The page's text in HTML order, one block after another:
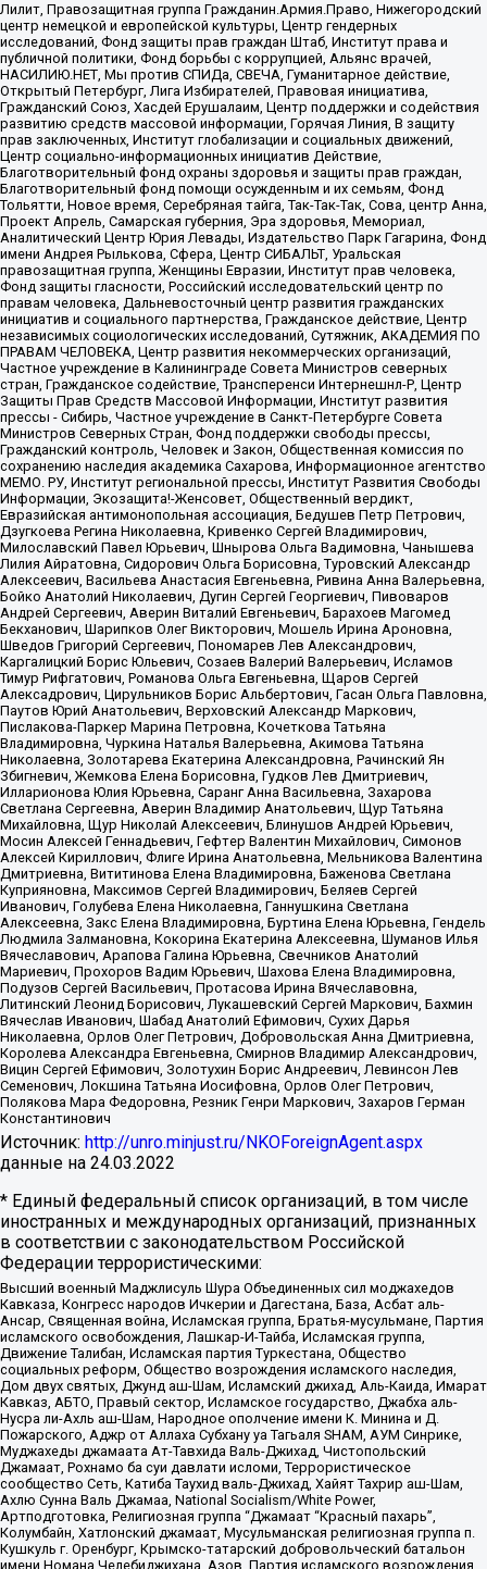
Лилит, Правозащитная группа Гражданин.Армия.Право, Нижегородский
центр немецкой и европейской культуры, Центр гендерных
исследований, Фонд защиты прав граждан Штаб, Институт права и
публичной политики, Фонд борьбы с коррупцией, Альянс врачей,
НАСИЛИЮ.НЕТ, Мы против СПИДа, СВЕЧА, Гуманитарное действие,
Открытый Петербург, Лига Избирателей, Правовая инициатива,
Гражданский Союз, Хасдей Ерушалаим, Центр поддержки и содействия
развитию средств массовой информации, Горячая Линия, В защиту
прав заключенных, Институт глобализации и социальных движений,
Центр социально-информационных инициатив Действие,
Благотворительный фонд охраны здоровья и защиты прав граждан,
Благотворительный фонд помощи осужденным и их семьям, Фонд
Тольятти, Новое время, Серебряная тайга, Так-Так-Так, Сова, центр Анна,
Проект Апрель, Самарская губерния, Эра здоровья, Мемориал,
Аналитический Центр Юрия Левады, Издательство Парк Гагарина, Фонд
имени Андрея Рылькова, Сфера, Центр СИБАЛЬТ, Уральская
правозащитная группа, Женщины Евразии, Институт прав человека,
Фонд защиты гласности, Российский исследовательский центр по
правам человека, Дальневосточный центр развития гражданских
инициатив и социального партнерства, Гражданское действие, Центр
независимых социологических исследований, Сутяжник, АКАДЕМИЯ ПО
ПРАВАМ ЧЕЛОВЕКА, Центр развития некоммерческих организаций,
Частное учреждение в Калининграде Совета Министров северных
стран, Гражданское содействие, Трансперенси Интернешнл-Р, Центр
Защиты Прав Средств Массовой Информации, Институт развития
прессы - Сибирь, Частное учреждение в Санкт-Петербурге Совета
Министров Северных Стран, Фонд поддержки свободы прессы,
Гражданский контроль, Человек и Закон, Общественная комиссия по
сохранению наследия академика Сахарова, Информационное агентство
МЕМО. РУ, Институт региональной прессы, Институт Развития Свободы
Информации, Экозащита!-Женсовет, Общественный вердикт,
Евразийская антимонопольная ассоциация, Бедушев Петр Петрович,
Дзугкоева Регина Николаевна, Кривенко Сергей Владимирович,
Милославский Павел Юрьевич, Шнырова Ольга Вадимовна, Чанышева
Лилия Айратовна, Сидорович Ольга Борисовна, Туровский Александр
Алексеевич, Васильева Анастасия Евгеньевна, Ривина Анна Валерьевна,
Бойко Анатолий Николаевич, Дугин Сергей Георгиевич, Пивоваров
Андрей Сергеевич, Аверин Виталий Евгеньевич, Барахоев Магомед
Бекханович, Шарипков Олег Викторович, Мошель Ирина Ароновна,
Шведов Григорий Сергеевич, Пономарев Лев Александрович,
Каргалицкий Борис Юльевич, Созаев Валерий Валерьевич, Исламов
Тимур Рифгатович, Романова Ольга Евгеньевна, Щаров Сергей
Алексадрович, Цирульников Борис Альбертович, Гасан Ольга Павловна,
Паутов Юрий Анатольевич, Верховский Александр Маркович,
Пислакова-Паркер Марина Петровна, Кочеткова Татьяна
Владимировна, Чуркина Наталья Валерьевна, Акимова Татьяна
Николаевна, Золотарева Екатерина Александровна, Рачинский Ян
Збигневич, Жемкова Елена Борисовна, Гудков Лев Дмитриевич,
Илларионова Юлия Юрьевна, Саранг Анна Васильевна, Захарова
Светлана Сергеевна, Аверин Владимир Анатольевич, Щур Татьяна
Михайловна, Щур Николай Алексеевич, Блинушов Андрей Юрьевич,
Мосин Алексей Геннадьевич, Гефтер Валентин Михайлович, Симонов
Алексей Кириллович, Флиге Ирина Анатольевна, Мельникова Валентина
Дмитриевна, Вититинова Елена Владимировна, Баженова Светлана
Куприяновна, Максимов Сергей Владимирович, Беляев Сергей
Иванович, Голубева Елена Николаевна, Ганнушкина Светлана
Алексеевна, Закс Елена Владимировна, Буртина Елена Юрьевна, Гендель
Людмила Залмановна, Кокорина Екатерина Алексеевна, Шуманов Илья
Вячеславович, Арапова Галина Юрьевна, Свечников Анатолий
Мариевич, Прохоров Вадим Юрьевич, Шахова Елена Владимировна,
Подузов Сергей Васильевич, Протасова Ирина Вячеславовна,
Литинский Леонид Борисович, Лукашевский Сергей Маркович, Бахмин
Вячеслав Иванович, Шабад Анатолий Ефимович, Сухих Дарья
Николаевна, Орлов Олег Петрович, Добровольская Анна Дмитриевна,
Королева Александра Евгеньевна, Смирнов Владимир Александрович,
Вицин Сергей Ефимович, Золотухин Борис Андреевич, Левинсон Лев
Семенович, Локшина Татьяна Иосифовна, Орлов Олег Петрович,
Полякова Мара Федоровна, Резник Генри Маркович, Захаров Герман
Константинович
Источник: http://unro.minjust.ru/NKOForeignAgent.aspx
данные на 24.03.2022
* Единый федеральный список организаций, в том числе
иностранных и международных организаций, признанных
в соответствии с законодательством Российской
Федерации террористическими:
Высший военный Маджлисуль Шура Объединенных сил моджахедов
Кавказа, Конгресс народов Ичкерии и Дагестана, База, Асбат аль-
Ансар, Священная война, Исламская группа, Братья-мусульмане, Партия
исламского освобождения, Лашкар-И-Тайба, Исламская группа,
Движение Талибан, Исламская партия Туркестана, Общество
социальных реформ, Общество возрождения исламского наследия,
Дом двух святых, Джунд аш-Шам, Исламский джихад, Аль-Каида, Имарат
Кавказ, АБТО, Правый сектор, Исламское государство, Джабха аль-
Нусра ли-Ахль аш-Шам, Народное ополчение имени К. Минина и Д.
Пожарского, Аджр от Аллаха Субхану уа Тагьаля SHAM, АУМ Синрике,
Муджахеды джамаата Ат-Тавхида Валь-Джихад, Чистопольский
Джамаат, Рохнамо ба суи давлати исломи, Террористическое
сообщество Сеть, Катиба Таухид валь-Джихад, Хайят Тахрир аш-Шам,
Ахлю Сунна Валь Джамаа, National Socialism/White Power,
Артподготовка, Религиозная группа “Джамаат “Красный пахарь”,
Колумбайн, Хатлонский джамаат, Мусульманская религиозная группа п.
Кушкуль г. Оренбург, Крымско-татарский добровольческий батальон
имени Номана Челебиджихана, Азов, Партия исламского возрождения